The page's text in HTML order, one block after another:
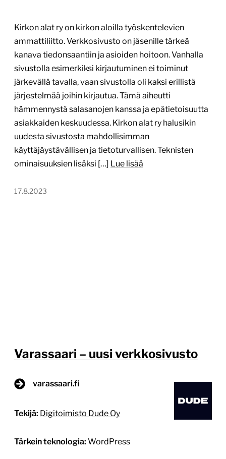
Kirkon alat ry on kirkon aloilla työskentelevien
ammattiliitto. Verkkosivusto on jäsenille tärkeä
kanava tiedonsaantiin ja asioiden hoitoon. Vanhalla
sivustolla esimerkiksi kirjautuminen ei toiminut
järkevällä tavalla, vaan sivustolla oli kaksi erillistä
järjestelmää joihin kirjautua. Tämä aiheutti
hämmennystä salasanojen kanssa ja epätietoisuutta
asiakkaiden keskuudessa. Kirkon alat ry halusikin
uudesta sivustosta mahdollisimman
käyttäjäystävällisen ja tietoturvallisen. Teknisten
ominaisuuksien lisäksi […] Lue lisää
17.8.2023
Varassaari – uusi verkkosivusto
varassaari.fi
Tekijä: Digitoimisto Dude Oy
Tärkein teknologia: WordPress